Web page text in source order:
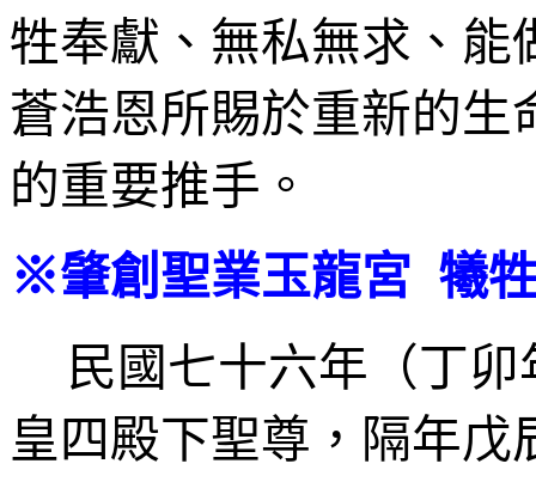
牲奉獻、無私無求、
蒼浩恩所賜於重新的生
的重要推手。
※肇創聖業玉龍宮 犧
民國七十六年（丁
皇四殿下聖尊，隔年